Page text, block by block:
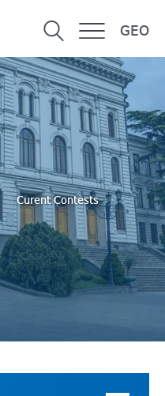
GEO
Curent Contests